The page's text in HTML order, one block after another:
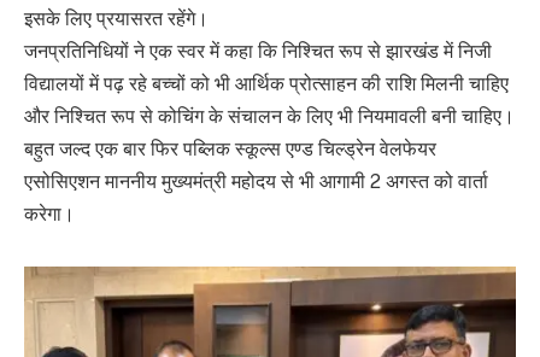
इसके लिए प्रयासरत रहेंगे।
जनप्रतिनिधियों ने एक स्वर में कहा कि निश्चित रूप से झारखंड में निजी
विद्यालयों में पढ़ रहे बच्चों को भी आर्थिक प्रोत्साहन की राशि मिलनी चाहिए
और निश्चित रूप से कोचिंग के संचालन के लिए भी नियमावली बनी चाहिए।
बहुत जल्द एक बार फिर पब्लिक स्कूल्स एण्ड चिल्ड्रेन वेलफेयर
एसोसिएशन माननीय मुख्यमंत्री महोदय से भी आगामी 2 अगस्त को वार्ता
करेगा।